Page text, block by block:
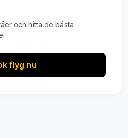
och hitta de bästa
flyg nu